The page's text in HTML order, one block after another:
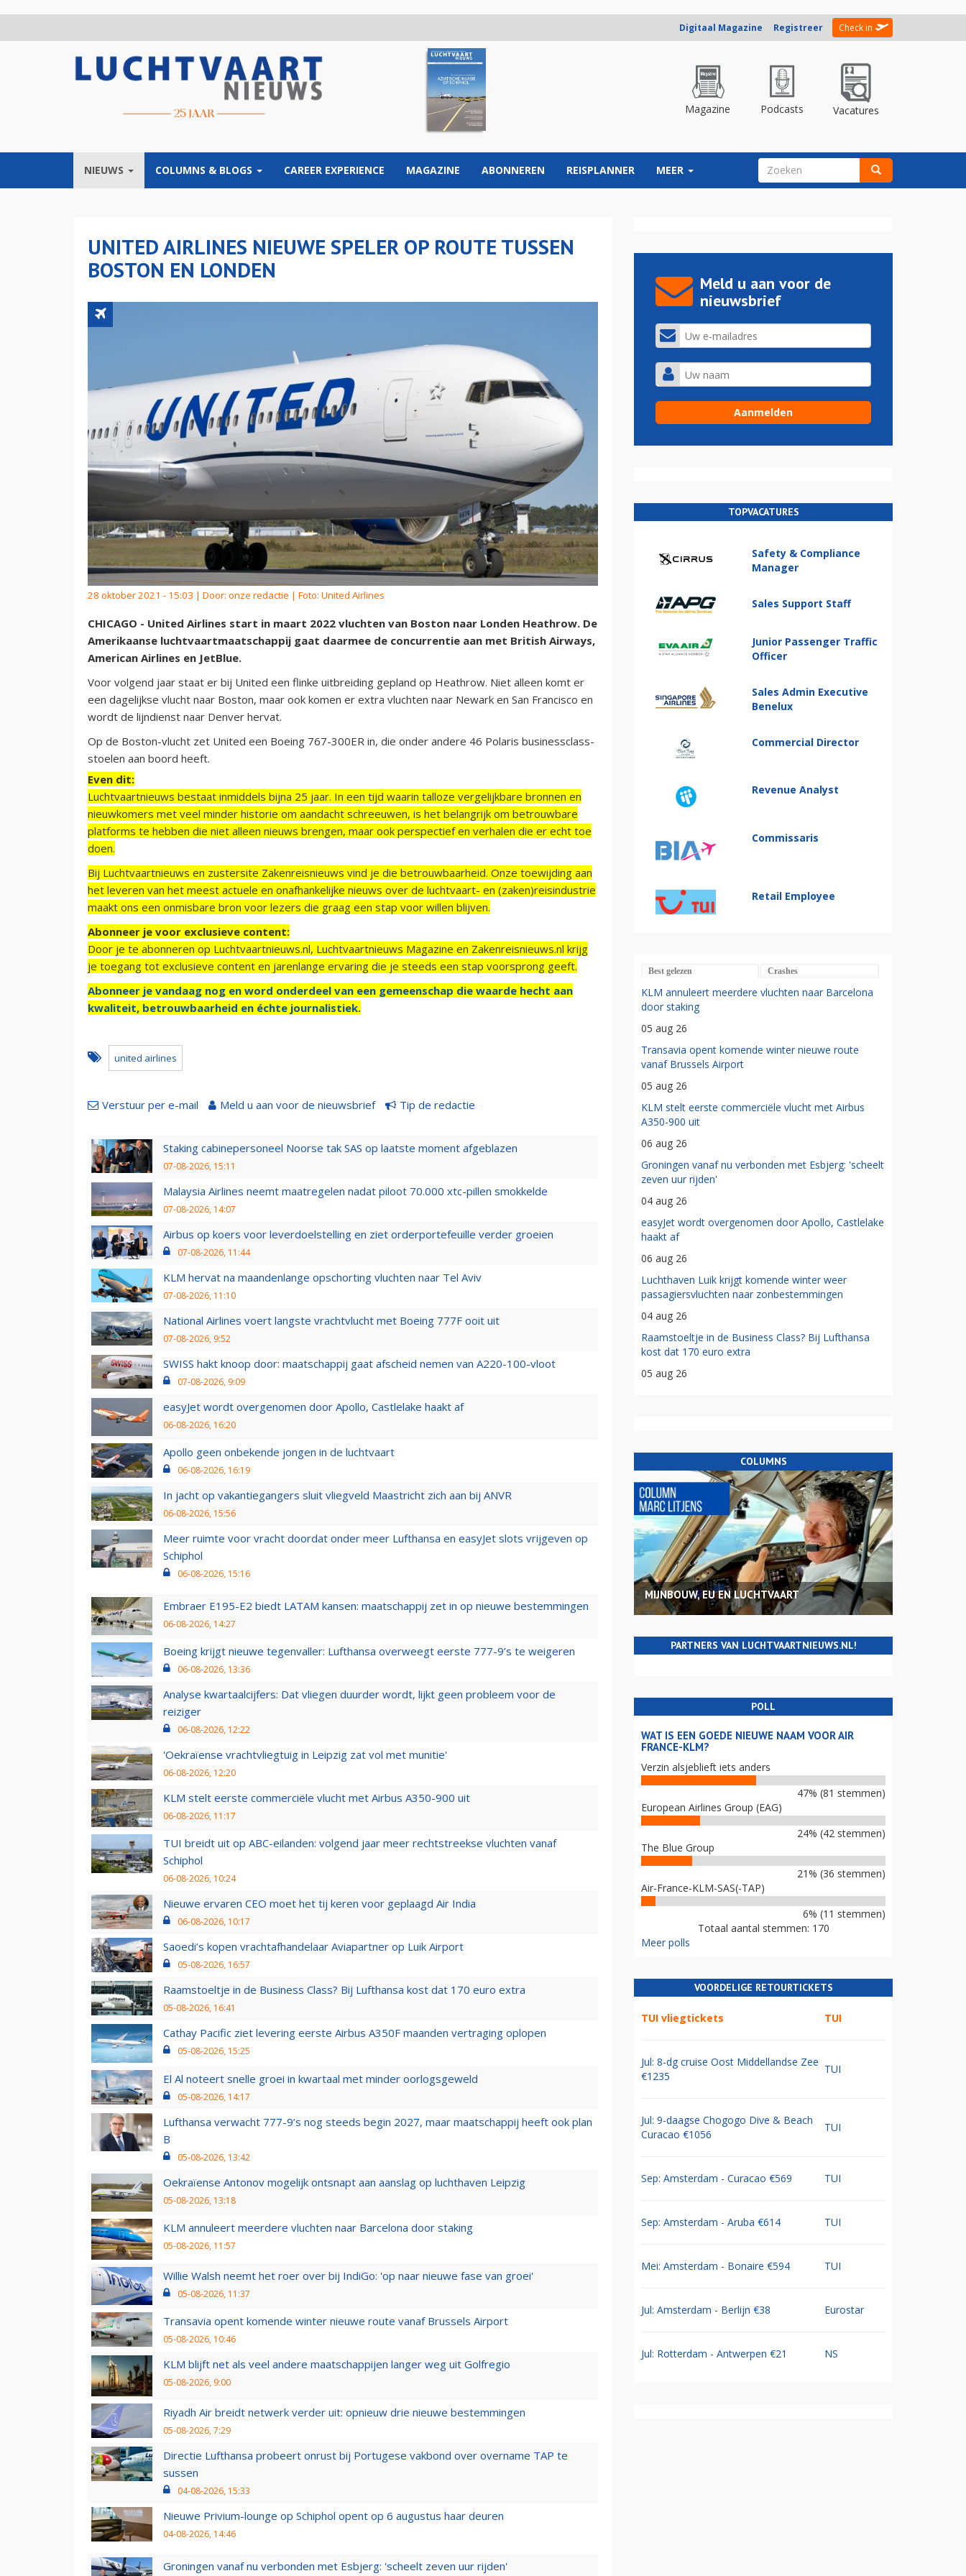
Digitaal Magazine Registreer Check in
Magazine Podcasts Vacatures
NIEUWS COLUMNS & BLOGS CAREER EXPERIENCE MAGAZINE ABONNEREN REISPLANNER MEER ZOEKVELD
UNITED AIRLINES NIEUWE SPELER OP ROUTE TUSSEN
BOSTON EN LONDEN
28 oktober 2021 - 15:03 | Door: onze redactie | Foto: United Airlines
CHICAGO - United Airlines start in maart 2022 vluchten van Boston naar Londen Heathrow. De
Amerikaanse luchtvaartmaatschappij gaat daarmee de concurrentie aan met British Airways,
American Airlines en JetBlue.
Voor volgend jaar staat er bij United een flinke uitbreiding gepland op Heathrow. Niet alleen komt er
een dagelijkse vlucht naar Boston, maar ook komen er extra vluchten naar Newark en San Francisco en
wordt de lijndienst naar Denver hervat.
Op de Boston-vlucht zet United een Boeing 767-300ER in, die onder andere 46 Polaris businessclass-
stoelen aan boord heeft.
Even dit:
Luchtvaartnieuws bestaat inmiddels bijna 25 jaar. In een tijd waarin talloze vergelijkbare bronnen en
nieuwkomers met veel minder historie om aandacht schreeuwen, is het belangrijk om betrouwbare
platforms te hebben die niet alleen nieuws brengen, maar ook perspectief en verhalen die er echt toe
doen.
Bij Luchtvaartnieuws en zustersite Zakenreisnieuws vind je die betrouwbaarheid. Onze toewijding aan
het leveren van het meest actuele en onafhankelijke nieuws over de luchtvaart- en (zaken)reisindustrie
maakt ons een onmisbare bron voor lezers die graag een stap voor willen blijven.
Abonneer je voor exclusieve content:
Door je te abonneren op Luchtvaartnieuws.nl, Luchtvaartnieuws Magazine en Zakenreisnieuws.nl krijg
je toegang tot exclusieve content en jarenlange ervaring die je steeds een stap voorsprong geeft.
Abonneer je vandaag nog en word onderdeel van een gemeenschap die waarde hecht aan
kwaliteit, betrouwbaarheid en échte journalistiek.
united airlines
Verstuur per e-mail Meld u aan voor de nieuwsbrief Tip de redactie
Staking cabinepersoneel Noorse tak SAS op laatste moment afgeblazen
07-08-2026, 15:11
Malaysia Airlines neemt maatregelen nadat piloot 70.000 xtc-pillen smokkelde
07-08-2026, 14:07
Airbus op koers voor leverdoelstelling en ziet orderportefeuille verder groeien
07-08-2026, 11:44
KLM hervat na maandenlange opschorting vluchten naar Tel Aviv
07-08-2026, 11:10
National Airlines voert langste vrachtvlucht met Boeing 777F ooit uit
07-08-2026, 9:52
SWISS hakt knoop door: maatschappij gaat afscheid nemen van A220-100-vloot
07-08-2026, 9:09
easyJet wordt overgenomen door Apollo, Castlelake haakt af
06-08-2026, 16:20
Apollo geen onbekende jongen in de luchtvaart
06-08-2026, 16:19
In jacht op vakantiegangers sluit vliegveld Maastricht zich aan bij ANVR
06-08-2026, 15:56
Meer ruimte voor vracht doordat onder meer Lufthansa en easyJet slots vrijgeven op
Schiphol
06-08-2026, 15:16
Embraer E195-E2 biedt LATAM kansen: maatschappij zet in op nieuwe bestemmingen
06-08-2026, 14:27
Boeing krijgt nieuwe tegenvaller: Lufthansa overweegt eerste 777-9’s te weigeren
06-08-2026, 13:36
Analyse kwartaalcijfers: Dat vliegen duurder wordt, lijkt geen probleem voor de
reiziger
06-08-2026, 12:22
'Oekraïense vrachtvliegtuig in Leipzig zat vol met munitie'
06-08-2026, 12:20
KLM stelt eerste commerciële vlucht met Airbus A350-900 uit
06-08-2026, 11:17
TUI breidt uit op ABC-eilanden: volgend jaar meer rechtstreekse vluchten vanaf
Schiphol
06-08-2026, 10:24
Nieuwe ervaren CEO moet het tij keren voor geplaagd Air India
06-08-2026, 10:17
Saoedi’s kopen vrachtafhandelaar Aviapartner op Luik Airport
05-08-2026, 16:57
Raamstoeltje in de Business Class? Bij Lufthansa kost dat 170 euro extra
05-08-2026, 16:41
Cathay Pacific ziet levering eerste Airbus A350F maanden vertraging oplopen
05-08-2026, 15:25
El Al noteert snelle groei in kwartaal met minder oorlogsgeweld
05-08-2026, 14:17
Lufthansa verwacht 777-9’s nog steeds begin 2027, maar maatschappij heeft ook plan
B
05-08-2026, 13:42
Oekraïense Antonov mogelijk ontsnapt aan aanslag op luchthaven Leipzig
05-08-2026, 13:18
KLM annuleert meerdere vluchten naar Barcelona door staking
05-08-2026, 11:57
Willie Walsh neemt het roer over bij IndiGo: 'op naar nieuwe fase van groei'
05-08-2026, 11:37
Transavia opent komende winter nieuwe route vanaf Brussels Airport
05-08-2026, 10:46
KLM blijft net als veel andere maatschappijen langer weg uit Golfregio
05-08-2026, 9:00
Riyadh Air breidt netwerk verder uit: opnieuw drie nieuwe bestemmingen
05-08-2026, 7:29
Directie Lufthansa probeert onrust bij Portugese vakbond over overname TAP te
sussen
04-08-2026, 15:33
Nieuwe Privium-lounge op Schiphol opent op 6 augustus haar deuren
04-08-2026, 14:46
Groningen vanaf nu verbonden met Esbjerg: 'scheelt zeven uur rijden'
Meld u aan voor de
nieuwsbrief
TOPVACATURES
Safety & Compliance
Manager
Sales Support Staff
Junior Passenger Traffic
Officer
Sales Admin Executive
Benelux
Commercial Director
Revenue Analyst
Commissaris
Retail Employee
Best gelezen Crashes
KLM annuleert meerdere vluchten naar Barcelona
door staking
05 aug 26
Transavia opent komende winter nieuwe route
vanaf Brussels Airport
05 aug 26
KLM stelt eerste commerciële vlucht met Airbus
A350-900 uit
06 aug 26
Groningen vanaf nu verbonden met Esbjerg: 'scheelt
zeven uur rijden'
04 aug 26
easyJet wordt overgenomen door Apollo, Castlelake
haakt af
06 aug 26
Luchthaven Luik krijgt komende winter weer
passagiersvluchten naar zonbestemmingen
04 aug 26
Raamstoeltje in de Business Class? Bij Lufthansa
kost dat 170 euro extra
05 aug 26
COLUMNS
MIJNBOUW, EU EN LUCHTVAART
PARTNERS VAN LUCHTVAARTNIEUWS.NL!
POLL
WAT IS EEN GOEDE NIEUWE NAAM VOOR AIR
FRANCE-KLM?
Verzin alsjeblieft iets anders
47% (81 stemmen)
European Airlines Group (EAG)
24% (42 stemmen)
The Blue Group
21% (36 stemmen)
Air-France-KLM-SAS(-TAP)
6% (11 stemmen)
Totaal aantal stemmen: 170
Meer polls
VOORDELIGE RETOURTICKETS
TUI vliegtickets TUI
Jul: 8-dg cruise Oost Middellandse Zee
€1235
TUI
Jul: 9-daagse Chogogo Dive & Beach
Curacao €1056
TUI
Sep: Amsterdam - Curacao €569 TUI
Sep: Amsterdam - Aruba €614 TUI
Mei: Amsterdam - Bonaire €594 TUI
Jul: Amsterdam - Berlijn €38 Eurostar
Jul: Rotterdam - Antwerpen €21 NS